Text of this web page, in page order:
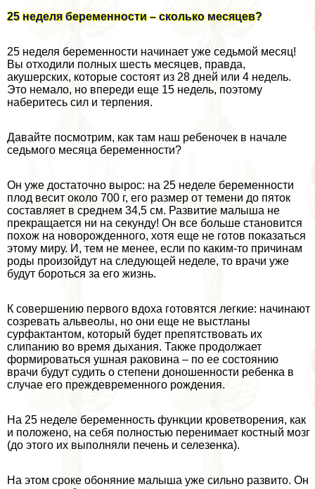
25 неделя беременности – сколько месяцев?
25 неделя беременности начинает уже седьмой месяц!
Вы отходили полных шесть месяцев, правда,
акушерских, которые состоят из 28 дней или 4 недель.
Это немало, но впереди еще 15 недель, поэтому
наберитесь сил и терпения.
Давайте посмотрим, как там наш ребеночек в начале
седьмого месяца беременности?
Он уже достаточно вырос: на 25 неделе беременности
плод весит около 700 г, его размер от темени до пяток
составляет в среднем 34,5 см. Развитие малыша не
прекращается ни на секунду! Он все больше становится
похож на новорожденного, хотя еще не готов показаться
этому миру. И, тем не менее, если по каким-то причинам
роды произойдут на следующей неделе, то врачи уже
будут бороться за его жизнь.
К совершению первого вдоха готовятся легкие: начинают
созревать альвеолы, но они еще не выстланы
сурфактантом, который будет препятствовать их
слипанию во время дыхания. Также продолжает
формироваться ушная paковина – по ее состоянию
врачи будут судить о степени доношенности ребенка в
случае его преждевременного рождения.
На 25 неделе беременность функции кроветворения, как
и положено, на себя полностью перенимает костный мозг
(до этого их выполняли печень и селезенка).
На этом сроке обоняние малыша уже сильно развито. Он